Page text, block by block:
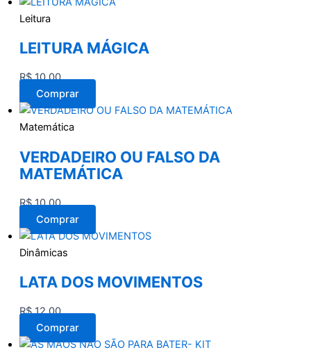
Leitura
LEITURA MÁGICA
R$10,00
Comprar
Matemática
VERDADEIRO OU FALSO DA
MATEMÁTICA
R$10,00
Comprar
Dinâmicas
LATA DOS MOVIMENTOS
R$12,00
Comprar